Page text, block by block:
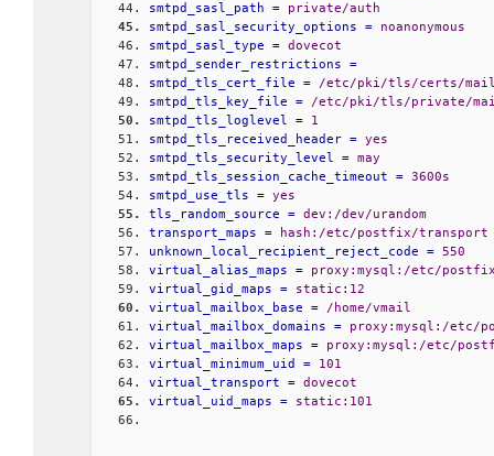
smtpd_sasl_path
= private/auth
smtpd_sasl_security_options
= noanonymous
smtpd_sasl_type
= dovecot
smtpd_sender_restrictions
=
smtpd_tls_cert_file
= /etc/pki/tls/certs/
smtpd_tls_key_file
= /etc/pki/tls/private/
smtpd_tls_loglevel
= 1
smtpd_tls_received_header = yes
smtpd_tls_security_level
= may
smtpd_tls_session_cache_timeout
= 3600s
smtpd_use_tls
= yes
tls_random_source
= dev:/dev/urandom
transport_maps
= hash:/etc/postfix/transport
unknown_local_recipient_reject_code
= 550
virtual_alias_maps
= proxy:mysql:/etc/
virtual_gid_maps
= static:12
virtual_mailbox_base
= /home/vmail
virtual_mailbox_domains
= proxy:mysql:/etc/
virtual_mailbox_maps
= proxy:mysql:/etc/
virtual_minimum_uid
= 101
virtual_transport
= dovecot
virtual_uid_maps
= static:101